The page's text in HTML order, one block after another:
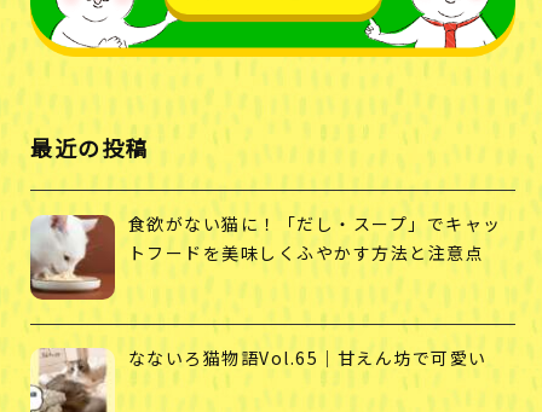
最近の投稿
食欲がない猫に！「だし・スープ」でキャッ
トフードを美味しくふやかす方法と注意点
なないろ猫物語Vol.65｜甘えん坊で可愛い